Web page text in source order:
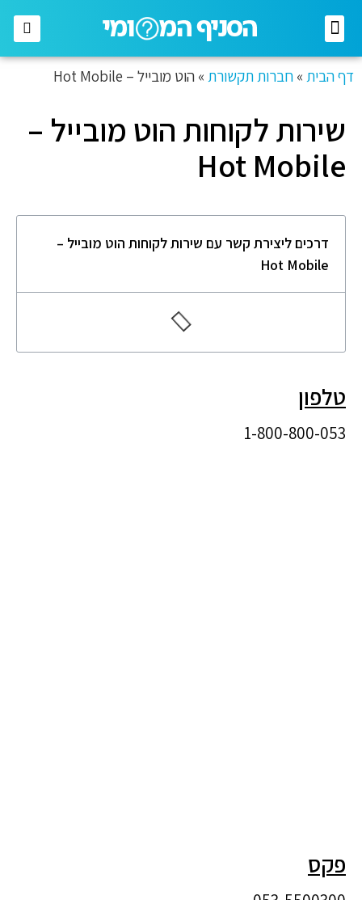
דף הבית » חברות תקשורת » הוט מובייל – Hot Mobile
שירות לקוחות הוט מובייל –
Hot Mobile
דרכים ליצירת קשר עם שירות לקוחות הוט מובייל –
Hot Mobile
טלפון
1-800-800-053
פקס